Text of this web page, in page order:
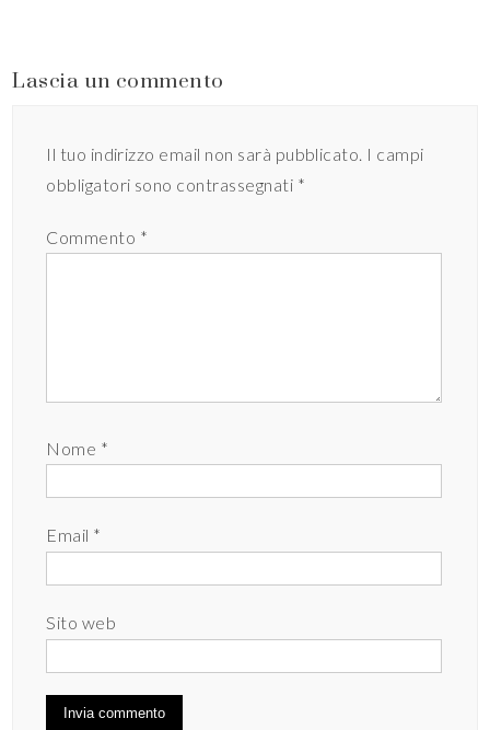
Lascia un commento
Il tuo indirizzo email non sarà pubblicato. I campi
obbligatori sono contrassegnati *
Commento *
Nome *
Email *
Sito web